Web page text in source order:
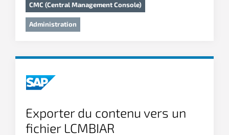
CMC (Central Management Console)
Administration
Exporter du contenu vers un
fichier LCMBIAR